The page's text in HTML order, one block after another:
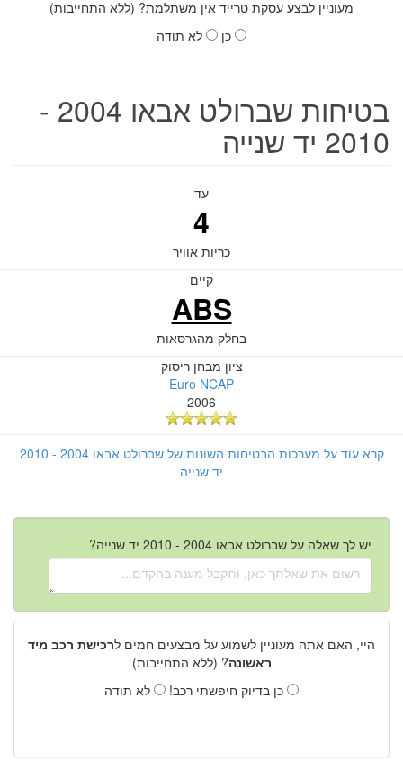
מעוניין לבצע עסקת טרייד אין משתלמת? (ללא התחייבות)
כן
לא תודה
בטיחות שברולט אבאו 2004 -
2010 יד שנייה
עד
4
כריות אוויר
קיים
ABS
בחלק מהגרסאות
ציון מבחן ריסוק
Euro NCAP
2006
קרא עוד על מערכות הבטיחות השונות של שברולט אבאו 2004 - 2010
יד שנייה
יש לך שאלה על שברולט אבאו 2004 - 2010 יד שנייה?
היי, האם אתה מעוניין לשמוע על מבצעים חמים לרכישת רכב מיד
ראשונה? (ללא התחייבות)
כן בדיוק חיפשתי רכב!
לא תודה